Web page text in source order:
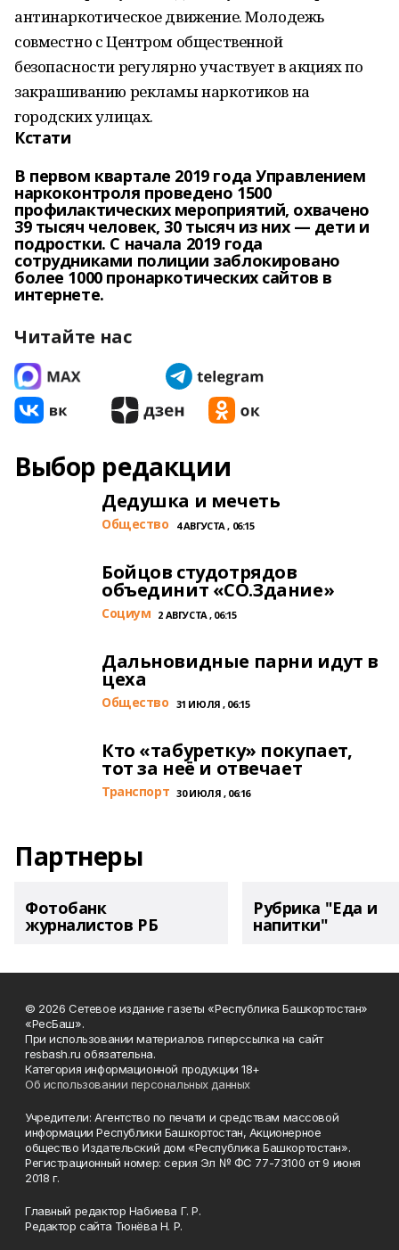
антинаркотическое движение. Молодежь
совместно с Центром общественной
безопасности регулярно участвует в акциях по
закрашиванию рекламы наркотиков на
городских улицах.
Кстати
В первом квартале 2019 года Управлением
наркоконтроля проведено 1500
профилактических мероприятий, охвачено
39 тысяч человек, 30 тысяч из них — дети и
подростки. С начала 2019 года
сотрудниками полиции заблокировано
более 1000 пронаркотических сайтов в
интернете.
Читайте нас
Выбор редакции
Дедушка и мечеть
Общество 4 АВГУСТА , 06:15
Бойцов студотрядов
объединит «СО.Здание»
Cоциум 2 АВГУСТА , 06:15
Дальновидные парни идут в
цеха
Общество 31 ИЮЛЯ , 06:15
Кто «табуретку» покупает,
тот за неё и отвечает
Транспорт 30 ИЮЛЯ , 06:16
Партнеры
Фотобанк
журналистов РБ
Рубрика "Еда и
напитки"
© 2026 Сетевое издание газеты «Республика Башкортостан»
«РесБаш».
При использовании материалов гиперссылка на сайт
resbash.ru обязательна.
Категория информационной продукции 18+
Об использовании персональных данных
Учредители: Агентство по печати и средствам массовой
информации Республики Башкортостан, Акционерное
общество Издательский дом «Республика Башкортостан».
Регистрационный номер: серия Эл № ФС 77-73100 от 9 июня
2018 г.
Главный редактор Набиева Г. Р.
Редактор сайта Тюнёва Н. Р.